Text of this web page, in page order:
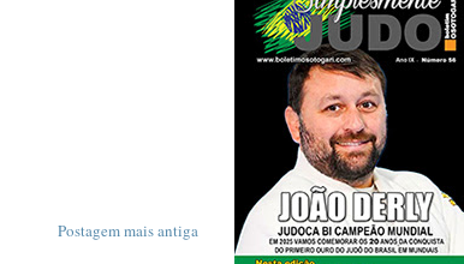
Postagem mais antiga